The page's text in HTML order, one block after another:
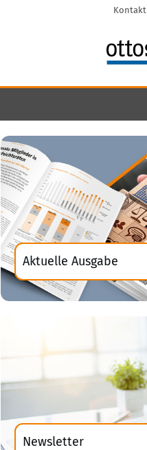
Kontakt
Aktuelle Ausgabe
Newsletter